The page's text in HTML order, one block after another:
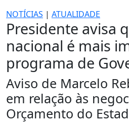
NOTÍCIAS | ATUALIDADE
Presidente avisa
nacional é mais
programa de
Aviso de Marcelo
em relação às
Orçamento do